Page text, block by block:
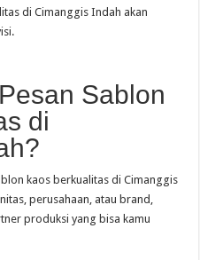
di Cimanggis Indah akan
Sablon
di
kaos berkualitas di Cimanggis
perusahaan, atau brand,
produksi yang bisa kamu